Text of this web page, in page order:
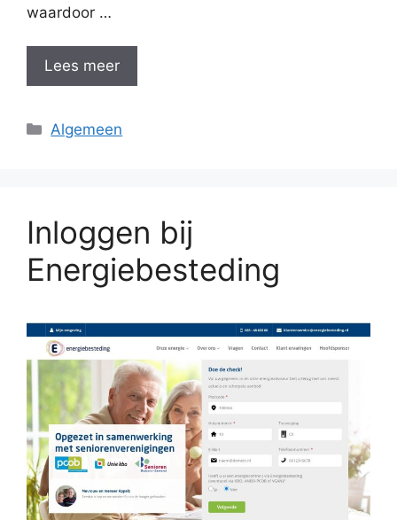
waardoor …
Lees meer
Categorieën
Algemeen
Inloggen bij
Energiebesteding